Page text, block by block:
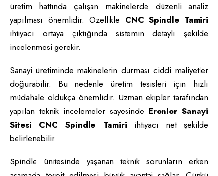
üretim hattında çalışan makinelerde düzenli analiz
yapılması önemlidir. Özellikle CNC Spindle Tamiri
ihtiyacı ortaya çıktığında sistemin detaylı şekilde
incelenmesi gerekir.
Sanayi üretiminde makinelerin durması ciddi maliyetler
doğurabilir. Bu nedenle üretim tesisleri için hızlı
müdahale oldukça önemlidir. Uzman ekipler tarafından
yapılan teknik incelemeler sayesinde Erenler Sanayi
Sitesi CNC Spindle Tamiri ihtiyacı net şekilde
belirlenebilir.
Spindle ünitesinde yaşanan teknik sorunların erken